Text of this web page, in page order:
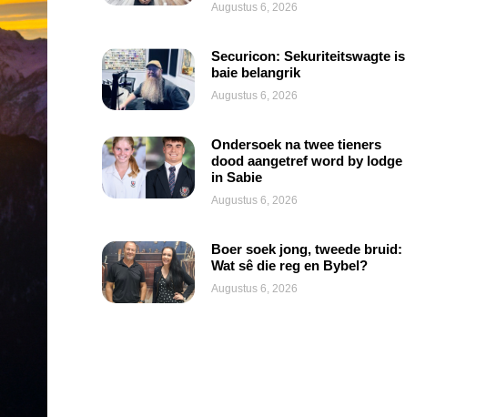
Augustus 6, 2026
Securicon: Sekuriteitswagte is
baie belangrik
Augustus 6, 2026
Ondersoek na twee tieners
dood aangetref word by lodge
in Sabie
Augustus 6, 2026
Boer soek jong, tweede bruid:
Wat sê die reg en Bybel?
Augustus 6, 2026